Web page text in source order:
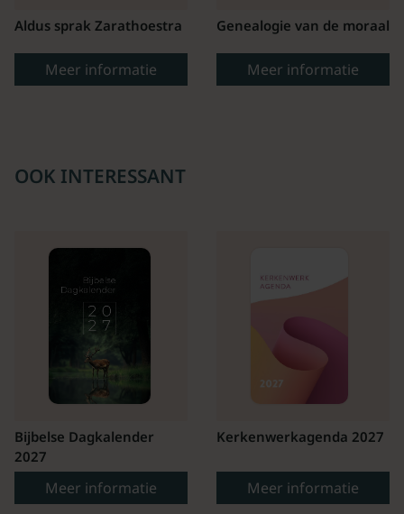
Aldus sprak Zarathoestra
Meer informatie
Genealogie van de moraal
Meer informatie
OOK INTERESSANT
Bijbelse Dagkalender
2027
Meer informatie
Kerkenwerkagenda 2027
Meer informatie